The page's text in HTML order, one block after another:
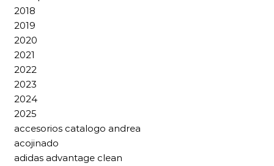
2018
2019
2020
2021
2022
2023
2024
2025
accesorios catalogo andrea
acojinado
adidas advantage clean